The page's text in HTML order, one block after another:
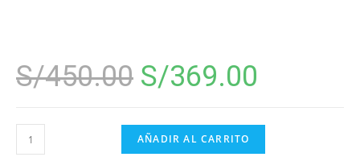
S/450.00 S/369.00
AÑADIR AL CARRITO